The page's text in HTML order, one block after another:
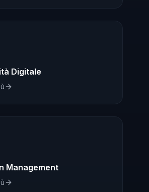
Digitale
Management